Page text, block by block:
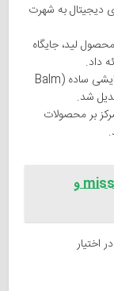
دیجیتال به شهرت
لید، جایگاه
داد.
Glossier (خارجی): با معرفی یک محصول آرایشی ساده (Balm
بر محصولات
(ماموریت) mission و
اختیار